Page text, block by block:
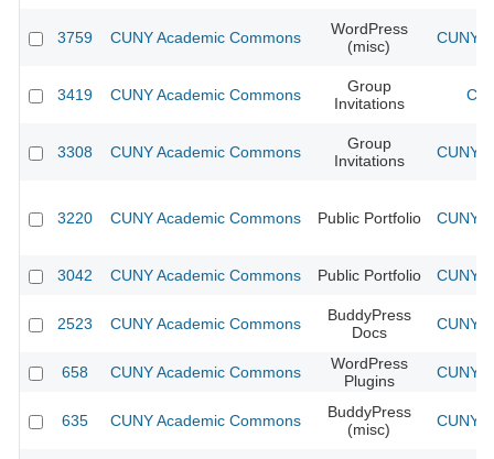
3759 CUNY Academic Commons
WordPress
(misc)
CUNY
3419 CUNY Academic Commons
Group
Invitations
3308 CUNY Academic Commons
Group
Invitations
CUNY
3220 CUNY Academic Commons Public Portfolio CUNY
3042 CUNY Academic Commons Public Portfolio CUNY
2523 CUNY Academic Commons
BuddyPress
Docs
CUNY
658 CUNY Academic Commons
WordPress
Plugins
CUNY
635 CUNY Academic Commons
BuddyPress
(misc)
CUNY